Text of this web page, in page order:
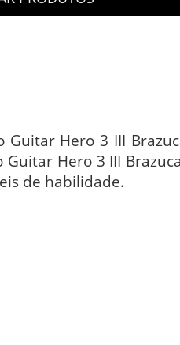
Hero 3 III
Hero 3 III
de habilidade.